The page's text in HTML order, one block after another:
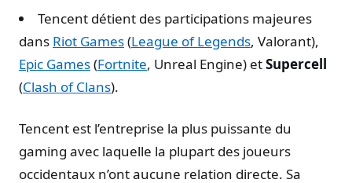
Tencent détient des participations majeures
dans Riot Games(League of Legends, Valorant),
Epic Games(Fortnite, Unreal Engine) etSupercell
(Clash of Clans).
Tencent est l’entreprise la plus puissante du
gaming avec laquelle la plupart des joueurs
occidentaux n’ont aucune relation directe. Sa